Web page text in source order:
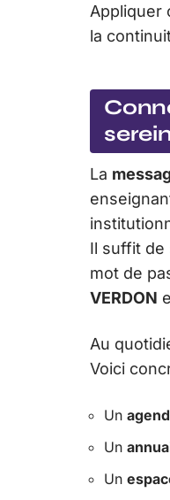
Appliquer
la
La
Il suffit de
mot de
VERDON
Au
Voici
Un
Un
Un